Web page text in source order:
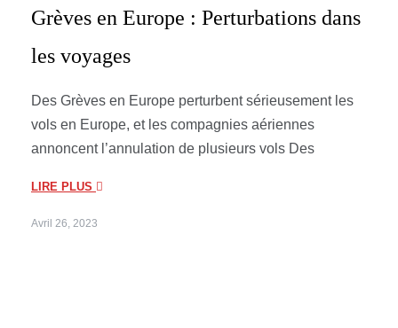
Grèves en Europe : Perturbations dans
les voyages
Des Grèves en Europe perturbent sérieusement les
vols en Europe, et les compagnies aériennes
annoncent l’annulation de plusieurs vols Des
LIRE PLUS
Avril 26, 2023